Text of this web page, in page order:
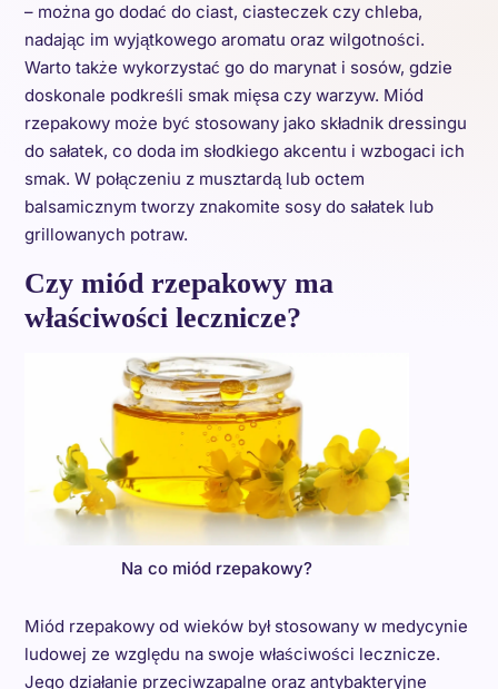
– można go dodać do ciast, ciasteczek czy chleba,
nadając im wyjątkowego aromatu oraz wilgotności.
Warto także wykorzystać go do marynat i sosów, gdzie
doskonale podkreśli smak mięsa czy warzyw. Miód
rzepakowy może być stosowany jako składnik dressingu
do sałatek, co doda im słodkiego akcentu i wzbogaci ich
smak. W połączeniu z musztardą lub octem
balsamicznym tworzy znakomite sosy do sałatek lub
grillowanych potraw.
Czy miód rzepakowy ma
właściwości lecznicze?
Na co miód rzepakowy?
Miód rzepakowy od wieków był stosowany w medycynie
ludowej ze względu na swoje właściwości lecznicze.
Jego działanie przeciwzapalne oraz antybakteryjne